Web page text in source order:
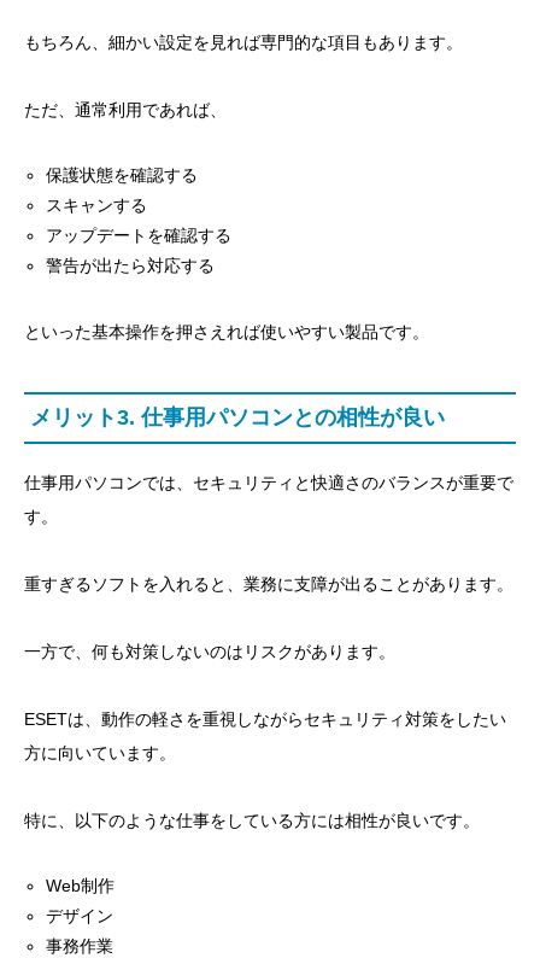
もちろん、細かい設定を見れば専門的な項目もあります。
ただ、通常利用であれば、
保護状態を確認する
スキャンする
アップデートを確認する
警告が出たら対応する
といった基本操作を押さえれば使いやすい製品です。
メリット3. 仕事用パソコンとの相性が良い
仕事用パソコンでは、セキュリティと快適さのバランスが重要で
す。
重すぎるソフトを入れると、業務に支障が出ることがあります。
一方で、何も対策しないのはリスクがあります。
ESETは、動作の軽さを重視しながらセキュリティ対策をしたい
方に向いています。
特に、以下のような仕事をしている方には相性が良いです。
Web制作
デザイン
事務作業
Q. MacでもESETは使えますか？
Q. セキュリティソフトを入れれば完全に安全です
か？
関連記事